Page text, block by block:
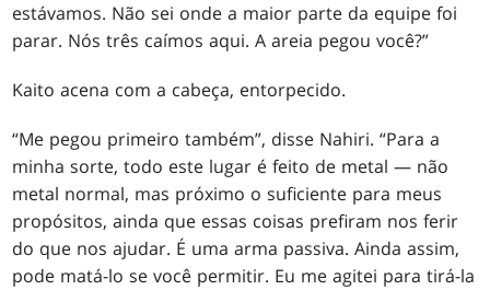
estávamos. Não sei onde a maior parte da equipe foi
parar. Nós três caímos aqui. A areia pegou você?”
Kaito acena com a cabeça, entorpecido.
“Me pegou primeiro também”, disse Nahiri. “Para a
minha sorte, todo este lugar é feito de metal — não
metal normal, mas próximo o suficiente para meus
propósitos, ainda que essas coisas prefiram nos ferir
do que nos ajudar. É uma arma passiva. Ainda assim,
pode matá-lo se você permitir. Eu me agitei para tirá-la